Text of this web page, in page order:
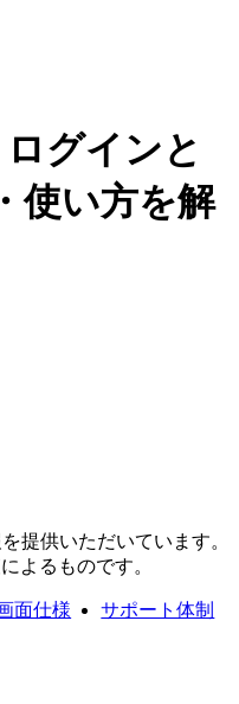
グインと
使い方を解
提供いただいています。
よるものです。
面仕様 サポート体制